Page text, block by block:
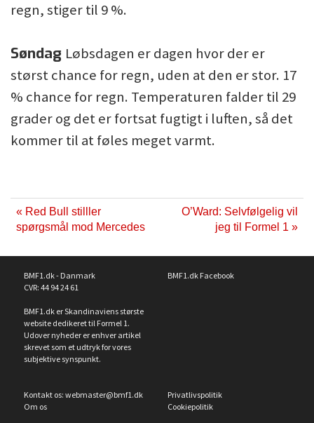
regn, stiger til 9 %.
Søndag Løbsdagen er dagen hvor der er
størst chance for regn, uden at den er stor. 17
% chance for regn. Temperaturen falder til 29
grader og det er fortsat fugtigt i luften, så det
kommer til at føles meget varmt.
« Red Bull stilller
spørgsmål mod Mercedes
O’Ward: Selvfølgelig vil
jeg til Formel 1 »
BMF1.dk - Danmark
CVR: 44 94 24 61
BMF1.dk er Skandinaviens største
website dedikeret til Formel 1.
Udover nyheder er enhver artikel
skrevet som et udtryk for vores
subjektive synspunkt.
BMF1.dk Facebook
Kontakt os: webmaster@bmf1.dk
Om os
Privatlivspolitik
Cookiepolitik